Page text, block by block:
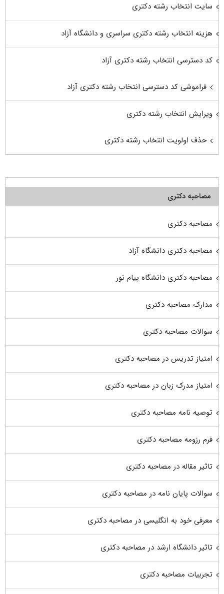
سایت انتخاب رشته دکتری
هزینه انتخاب رشته دکتری سراسری و دانشگاه آزاد
کد دسترسی انتخاب رشته دکتری آزاد
فراموشی کد دسترسی انتخاب رشته دکتری آزاد
ویرایش انتخاب رشته دکتری
حذف اولویت انتخاب رشته دکتری
مصاحبه دکتری
مصاحبه دکتری
مصاحبه دکتری دانشگاه آزاد
مصاحبه دکتری دانشگاه پیام نور
مدارک مصاحبه دکتری
سوالات مصاحبه دکتری
امتیاز تدریس در مصاحبه دکتری
امتیاز مدرک زبان در مصاحبه دکتری
توصیه نامه مصاحبه دکتری
فرم رزومه مصاحبه دکتری
تاثیر مقاله در مصاحبه دکتری
سوالات پایان نامه در مصاحبه دکتری
معرفی خود به انگلیسی در مصاحبه دکتری
تاثیر دانشگاه ارشد در مصاحبه دکتری
تجربیات مصاحبه دکتری